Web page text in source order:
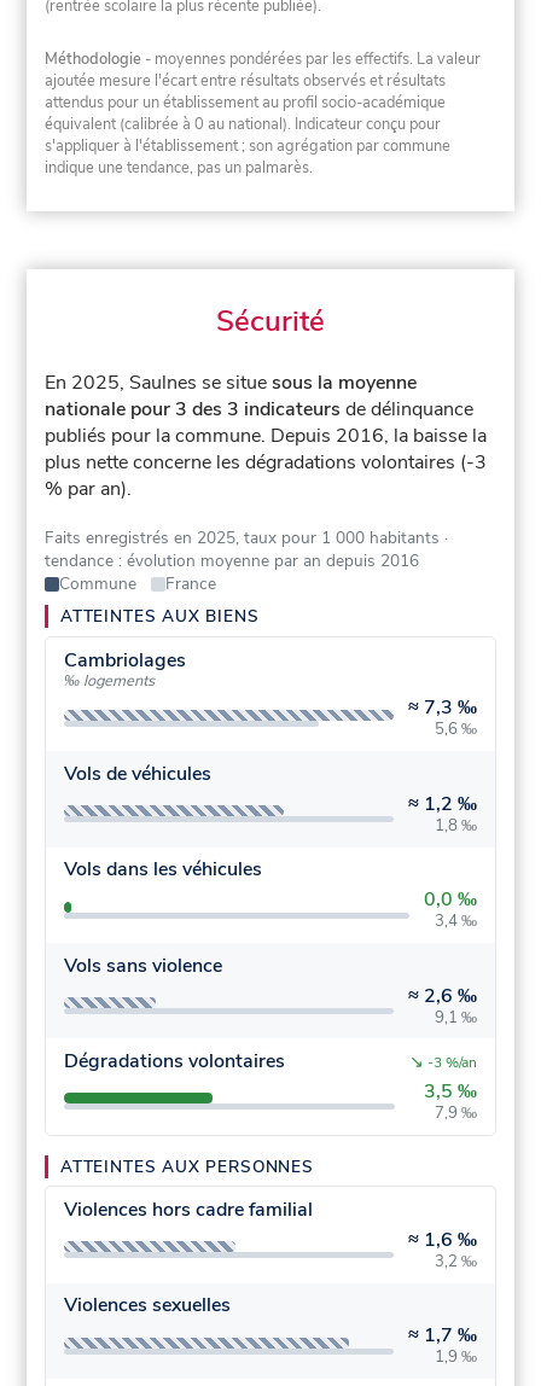
(rentrée scolaire la plus récente publiée).
Méthodologie - moyennes pondérées par les effectifs. La valeur
ajoutée mesure l'écart entre résultats observés et résultats
attendus pour un établissement au profil socio-académique
équivalent (calibrée à 0 au national). Indicateur conçu pour
s'appliquer à l'établissement ; son agrégation par commune
indique une tendance, pas un palmarès.
Sécurité
En 2025, Saulnes se situesous la moyenne
nationale pour 3 des 3 indicateurs de délinquance
publiés pour la commune. Depuis 2016, la baisse la
plus nette concerne les dégradations volontaires (-3
% par an).
Faits enregistrés en 2025, taux pour 1 000 habitants ·
tendance : évolution moyenne par an depuis 2016
Commune
France
ATTEINTES AUX BIENS
Cambriolages
‰ logements
≈ 7,3 ‰
5,6 ‰
Vols de véhicules
≈ 1,2 ‰
1,8 ‰
Vols dans les véhicules
0,0 ‰
3,4 ‰
Vols sans violence
≈ 2,6 ‰
9,1 ‰
Dégradations volontaires
3,5 ‰
7,9 ‰
↘ -3 %/an
ATTEINTES AUX PERSONNES
Violences hors cadre familial
≈ 1,6 ‰
3,2 ‰
Violences sexuelles
≈ 1,7 ‰
1,9 ‰